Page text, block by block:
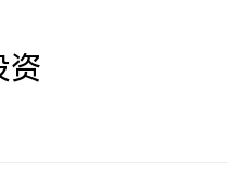
资